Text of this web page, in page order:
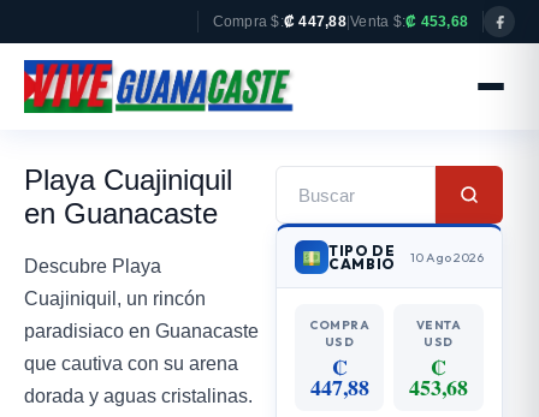
Compra $:₡ 447,88| Venta $:₡ 453,68
Playa Cuajiniquil
en Guanacaste
Descubre Playa
Cuajiniquil, un rincón
paradisiaco en Guanacaste
que cautiva con su arena
dorada y aguas cristalinas.
TIPO DE
CAMBIO 10 Ago 2026
COMPRA
USD
₡
447,88
VENTA
USD
₡
453,68